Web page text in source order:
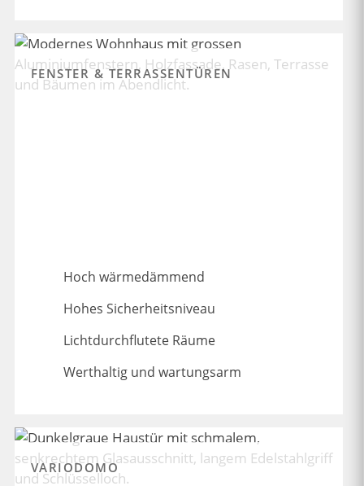
FENSTER & TERRASSENTÜREN
Hoch wärmedämmend
Hohes Sicherheitsniveau
Lichtdurchflutete Räume
Werthaltig und wartungsarm
VARIODOMO